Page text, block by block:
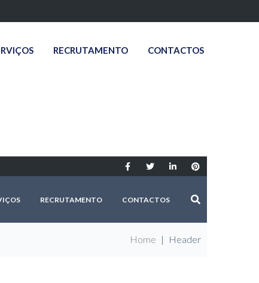
RECRUTAMENTO CONTACTOS
RECRUTAMENTO CONTACTOS
Home | Header